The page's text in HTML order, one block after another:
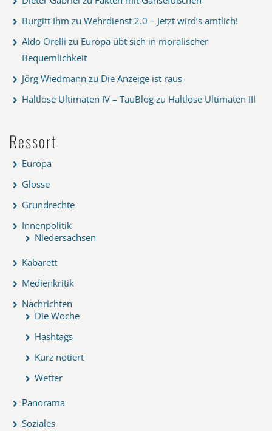
Burgitt Ihm zu Wehrdienst 2.0 – Jetzt wird’s amtlich!
Aldo Orelli zu Europa übt sich in moralischer
Bequemlichkeit
Jörg Wiedmann zu Die Anzeige ist raus
Haltlose Ultimaten IV – TauBlog zu Haltlose Ultimaten III
Ressort
Europa
Glosse
Grundrechte
Innenpolitik
Niedersachsen
Kabarett
Medienkritik
Nachrichten
Die Woche
Hashtags
Kurz notiert
Wetter
Panorama
Soziales